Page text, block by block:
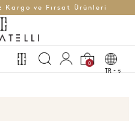
Kargo ve Fırsat Ürünleri
0
TR - t